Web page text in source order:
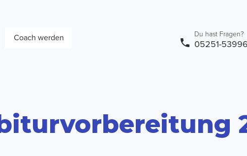
Coach werden Du hast Fragen?
05251-